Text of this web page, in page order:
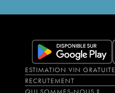
ESTIMATION VIN GRATUITE
RECRUTEMENT